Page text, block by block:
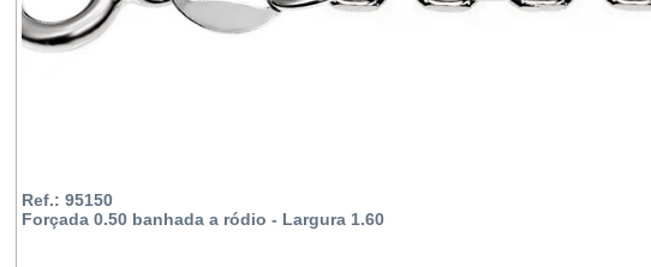
Ref.: 95150
Forçada 0.50 banhada a ródio - Largura 1.60